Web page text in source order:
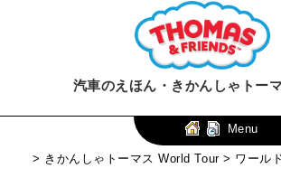
汽車のえほん・きかんしゃトー
Menu
> きかんしゃトーマス World Tour > ワール